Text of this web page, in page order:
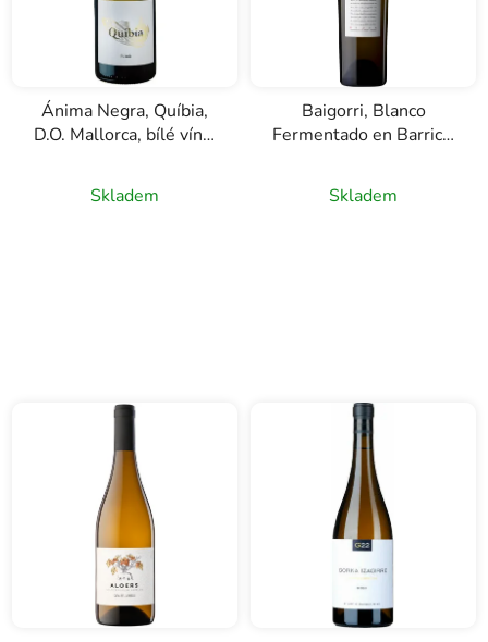
Ánima Negra, Quíbia,
D.O. Mallorca, bílé víno,
Skladem
Baigorri, Blanco
Fermentado en Barrica,
0,75l
Skladem